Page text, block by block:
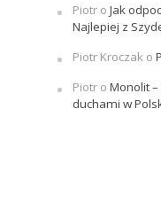
Piotro Jak
Najlepiej z
Piotr Kroczako
Piotro Monolit
duchami w